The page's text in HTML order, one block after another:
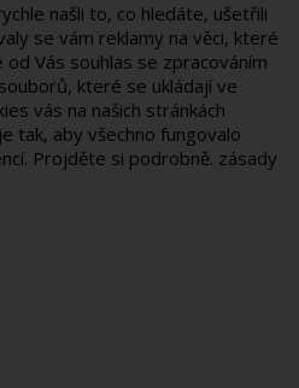
našli to, co hledáte, ušetřili
se vám reklamy na věci, které
Vás souhlas se zpracováním
které se ukládají ve
vás na našich stránkách
tak, aby všechno fungovalo
Projděte si podrobně. zásady